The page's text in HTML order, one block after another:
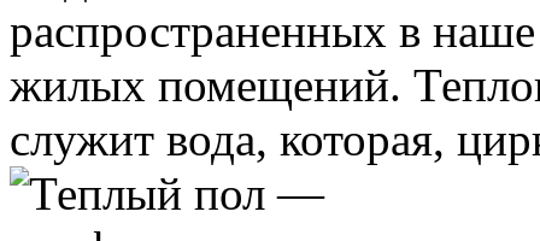
распространенных в
жилых помещений.
служит вода, которая,